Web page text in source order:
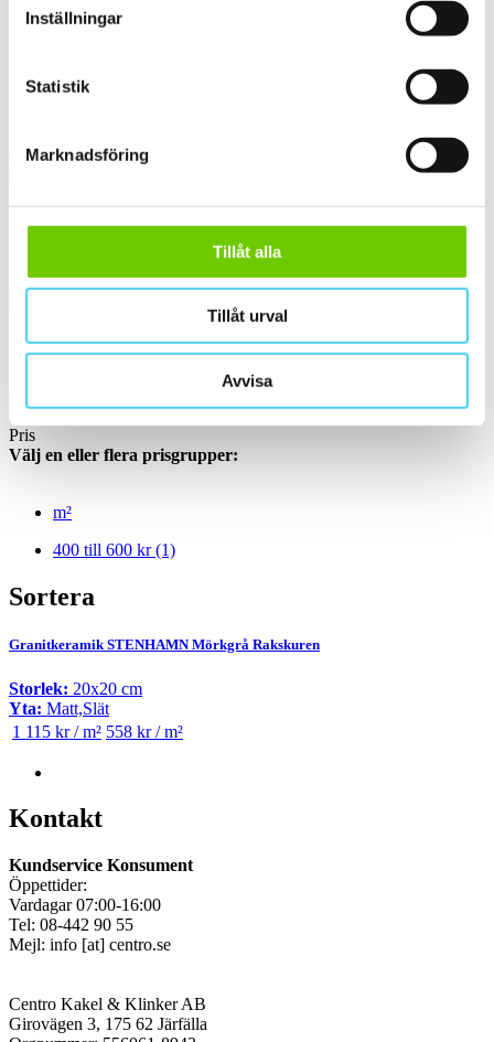
Inställningar
Statistik
Marknadsföring
Tillåt alla
Tillåt urval
Avvisa
Stora (60 - 120 cm)
Yta
Kant
Välj önskad kant på plattan:
Pris
Välj en eller flera prisgrupper:
m²
400 till 600 kr(1)
Sortera
Granitkeramik STENHAMN Mörkgrå Rakskuren
Storlek: 20x20 cm
Yta: Matt,Slät
1 115 kr / m² 558 kr / m²
Kontakt
Kundservice Konsument
Öppettider:
Vardagar 07:00-16:00
Tel: 08-442 90 55
Mejl: info [at] centro.se
Centro Kakel & Klinker AB
Girovägen 3, 175 62 Järfälla